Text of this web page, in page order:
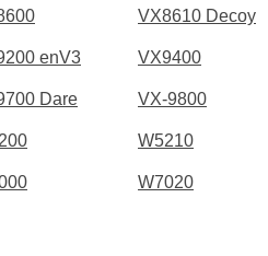
VX8610 Decoy
enV3 VX9400
Dare VX-9800
W5210
W7020